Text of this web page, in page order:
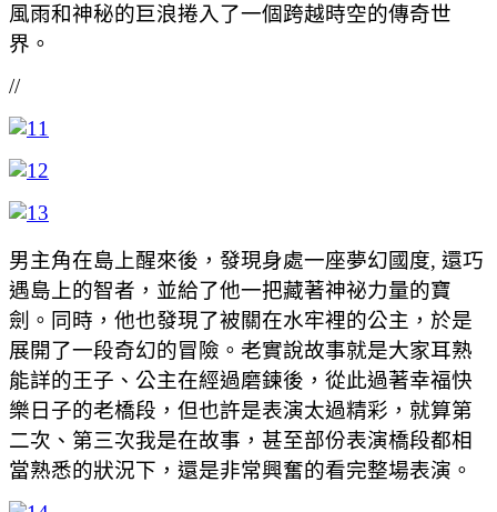
風雨和神秘的巨浪捲入了一個跨越時空的傳奇世
界。
//
男主角在島上醒來後，發現身處一座夢幻國度, 還巧
遇島上的智者，並給了他一把藏著神祕力量的寶
劍。同時，他也發現了被關在水牢裡的公主，於是
展開了一段奇幻的冒險。老實說故事就是大家耳熟
能詳的王子、公主在經過磨鍊後，從此過著幸福快
樂日子的老橋段，但也許是表演太過精彩，就算第
二次、第三次我是在故事，甚至部份表演橋段都相
當熟悉的狀況下，還是非常興奮的看完整場表演。